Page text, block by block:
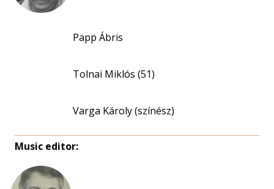
Papp Ábris
Tolnai Miklós (51)
Varga Károly (színész)
Music editor: